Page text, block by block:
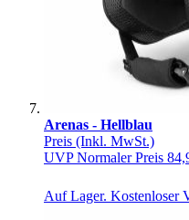
Arenas - Hellblau
Preis (Inkl. MwSt.)
UVPNormaler Preis
Auf Lager. Kostenloser